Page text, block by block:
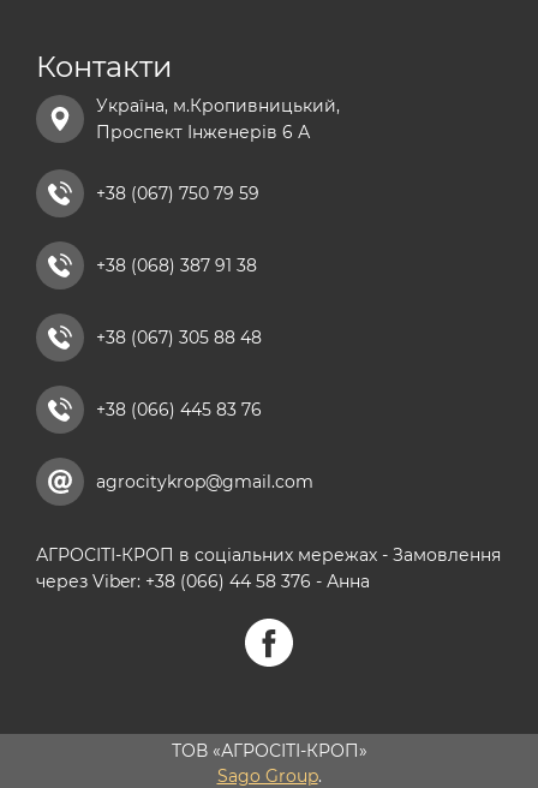
сульфат магнію добриво
хелатні добрива
добриво універсальне
рідкі азотні добрива
кальцієві добрива
Контакти
Україна, м.Кропивницький,
Проспект Інженерів 6 А
+38 (067) 750 79 59
+38 (068) 387 91 38
+38 (067) 305 88 48
+38 (066) 445 83 76
agrocitykrop@gmail.com
АГРОСІТІ-КРОП в соціальних мережах - Замовлення
через Viber: +38 (066) 44 58 376 - Анна
ТОВ «АГРОСІТІ-КРОП»
Sago Group.